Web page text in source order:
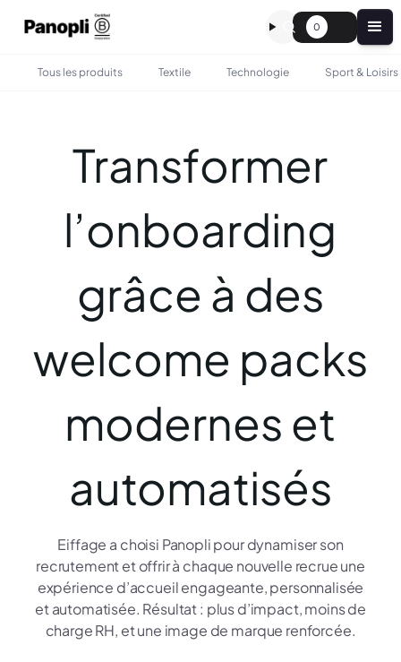
0
Tous les produits Textile Technologie Sport & Loisirs
Transformer
l’onboarding
grâce à des
welcome packs
modernes et
automatisés
Eiffage a choisi Panopli pour dynamiser son
recrutement et offrir à chaque nouvelle recrue une
expérience d’accueil engageante, personnalisée
et automatisée. Résultat : plus d’impact, moins de
charge RH, et une image de marque renforcée.